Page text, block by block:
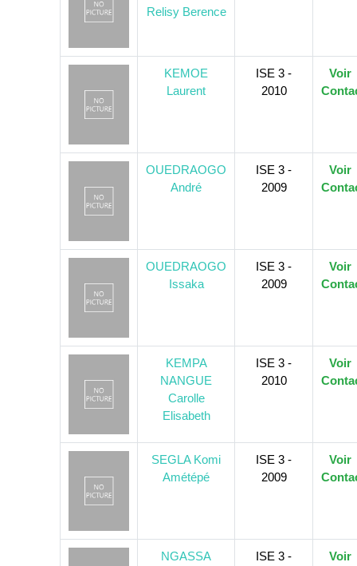
Relisy Berence
KEMOE
Laurent
ISE 3 -
2010
Voir
OUEDRAOGO
André
ISE 3 -
2009
Voir
OUEDRAOGO
Issaka
ISE 3 -
2009
Voir
KEMPA
NANGUE
Carolle
Elisabeth
ISE 3 -
2010
Voir
SEGLA Komi
Amétépé
ISE 3 -
2009
Voir
NGASSA
ISE 3 -
Voir